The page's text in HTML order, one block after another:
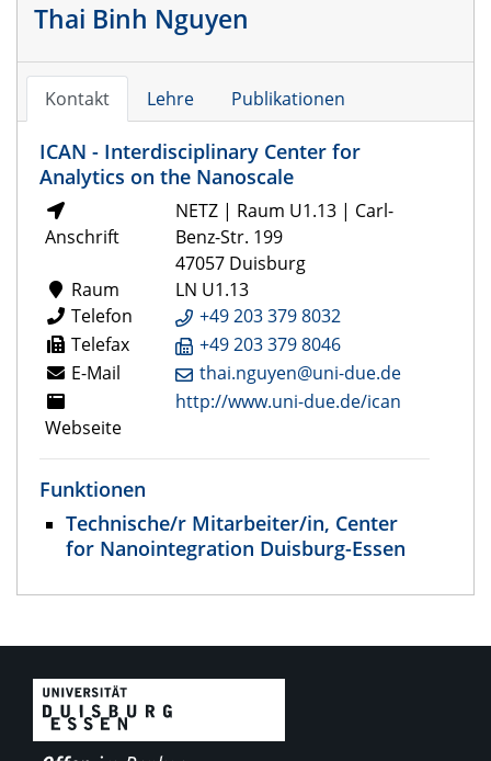
Thai Binh Nguyen
Kontakt Lehre Publikationen
ICAN - Interdisciplinary Center for
Analytics on the Nanoscale
Anschrift
NETZ | Raum U1.13 | Carl-
Benz-Str. 199
47057 Duisburg
Raum
LN U1.13
Telefon
+49 203 379 8032
Telefax
+49 203 379 8046
E-Mail
thai.nguyen@uni-due.de
Webseite
http://www.uni-due.de/ican
Funktionen
Technische/r Mitarbeiter/in, Center
for Nanointegration Duisburg-Essen